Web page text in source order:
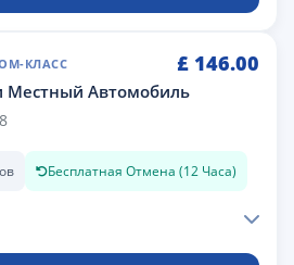
КЛАСС £ 146.00
Местный Автомобиль
8
Бесплатная Отмена (12 Часа)